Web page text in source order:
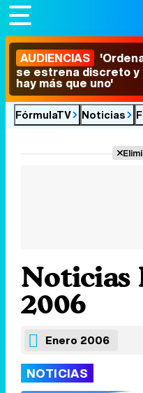
AUDIENCIAS
se estrena discreto y
hay más que uno'
FórmulaTV Noticias
Noticias
2006
Enero 2006
NOTICIAS